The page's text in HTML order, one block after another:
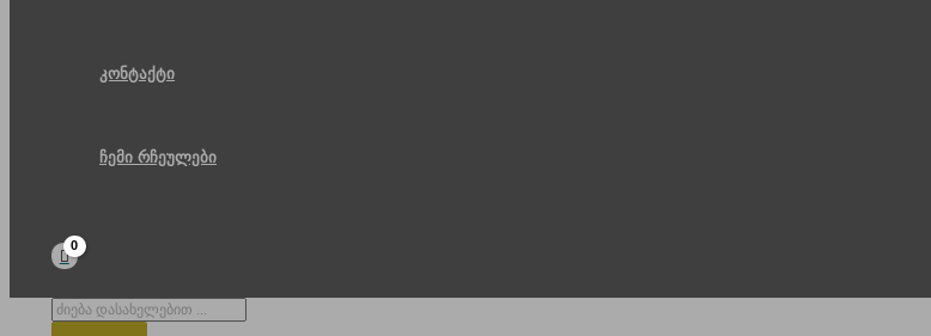
კონტაქტი
ჩემი რჩეულები
Products